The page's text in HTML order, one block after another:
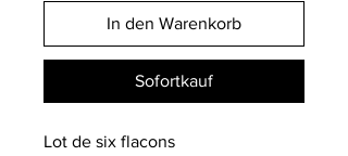
In den Warenkorb
Sofortkauf
Lot de six flacons